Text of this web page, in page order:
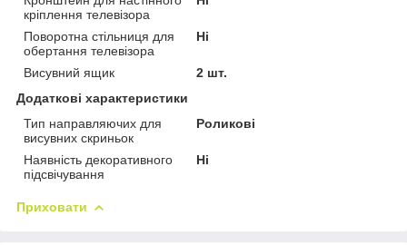
кріплення телевізора
Поворотна стільниця для
обертання телевізора
Ні
Висувний ящик
2 шт.
Додаткові характеристики
Тип направляючих для
висувних скриньок
Роликові
Наявність декоративного
підсвічування
Ні
Приховати